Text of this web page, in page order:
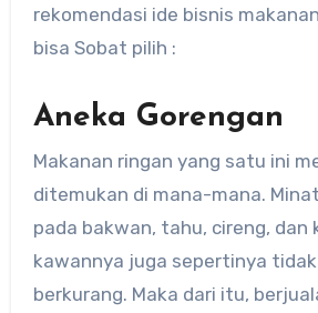
rekomendasi ide bisnis
bisa Sobat pilih :
Aneka Gorengan
Makanan ringan yang satu ini
ditemukan di mana-mana.
pada bakwan, tahu, cireng, dan
kawannya juga sepertinya
berkurang. Maka dari itu,